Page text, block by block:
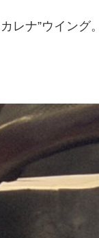
レナ”ウイング。